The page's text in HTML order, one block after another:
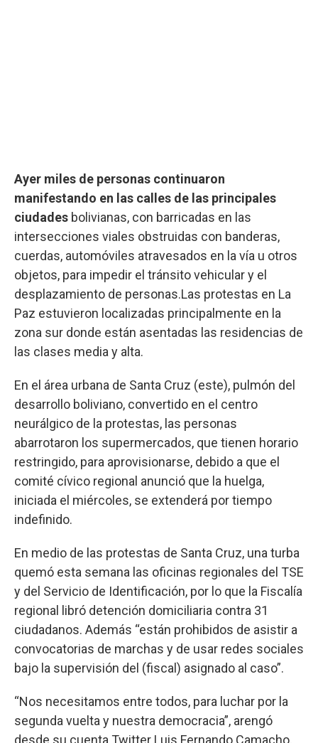
Ayer miles de personas continuaron
manifestando en las calles de las principales
ciudades bolivianas, con barricadas en las
intersecciones viales obstruidas con banderas,
cuerdas, automóviles atravesados en la vía u otros
objetos, para impedir el tránsito vehicular y el
desplazamiento de personas.Las protestas en La
Paz estuvieron localizadas principalmente en la
zona sur donde están asentadas las residencias de
las clases media y alta.
En el área urbana de Santa Cruz (este), pulmón del
desarrollo boliviano, convertido en el centro
neurálgico de la protestas, las personas
abarrotaron los supermercados, que tienen horario
restringido, para aprovisionarse, debido a que el
comité cívico regional anunció que la huelga,
iniciada el miércoles, se extenderá por tiempo
indefinido.
En medio de las protestas de Santa Cruz, una turba
quemó esta semana las oficinas regionales del TSE
y del Servicio de Identificación, por lo que la Fiscalía
regional libró detención domiciliaria contra 31
ciudadanos. Además “están prohibidos de asistir a
convocatorias de marchas y de usar redes sociales
bajo la supervisión del (fiscal) asignado al caso”.
“Nos necesitamos entre todos, para luchar por la
segunda vuelta y nuestra democracia”, arengó
desde su cuenta Twitter Luis Fernando Camacho,